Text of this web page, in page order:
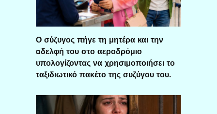
Ο σύζυγος πήγε τη μητέρα και την
αδελφή του στο αεροδρόμιο
υπολογίζοντας να χρησιμοποιήσει το
ταξιδιωτικό πακέτο της συζύγου του.